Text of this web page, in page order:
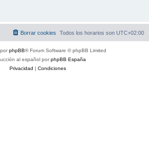
Todos los horarios son UTC+02:00
Borrar cookies
phpBB® Forum Software © phpBB Limited
al español porphpBB España
Privacidad | Condiciones